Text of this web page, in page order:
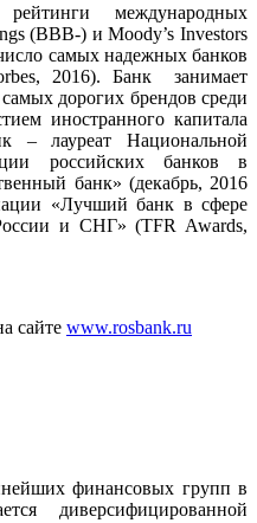
международных
(BBB-) и Moody’s Investors
самых надежных банков
2016). Банк занимает
дорогих брендов среди
иностранного капитала
– лауреат Национальной
российских банков в
банк» (декабрь, 2016
«Лучший банк в сфере
и СНГ» (TFR Awards,
сайте www.rosbank.ru
финансовых групп в
диверсифицированной